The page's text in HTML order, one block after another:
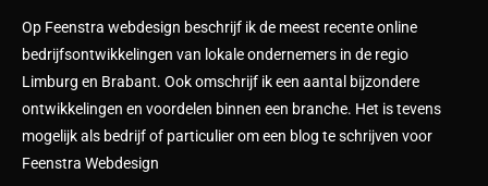
Op Feenstra webdesign beschrijf ik de meest recente online
bedrijfsontwikkelingen van lokale ondernemers in de regio
Limburg en Brabant. Ook omschrijf ik een aantal bijzondere
ontwikkelingen en voordelen binnen een branche. Het is tevens
mogelijk als bedrijf of particulier om een blog te schrijven voor
Feenstra Webdesign